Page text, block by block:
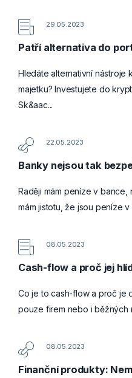
29.05.2023
Patří alternativa do
Hledáte alternativní nástroje
majetku? Investujete do
Sk&aac...
22.05.2023
Banky nejsou tak
Raději mám peníze v bance,
mám jistotu, že jsou peníze
08.05.2023
Cash-flow a proč jej
Co je to cash-flow a proč je
pouze firem nebo i běžných
08.05.2023
Finanční produkty: